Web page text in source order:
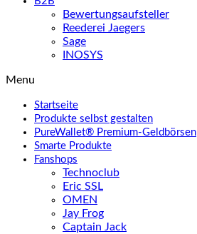
Bewertungsaufsteller
Reederei Jaegers
Sage
INOSYS
Menu
Startseite
Produkte selbst gestalten
PureWallet® Premium-Geldbörsen
Smarte Produkte
Fanshops
Technoclub
Eric SSL
OMEN
Jay Frog
Captain Jack